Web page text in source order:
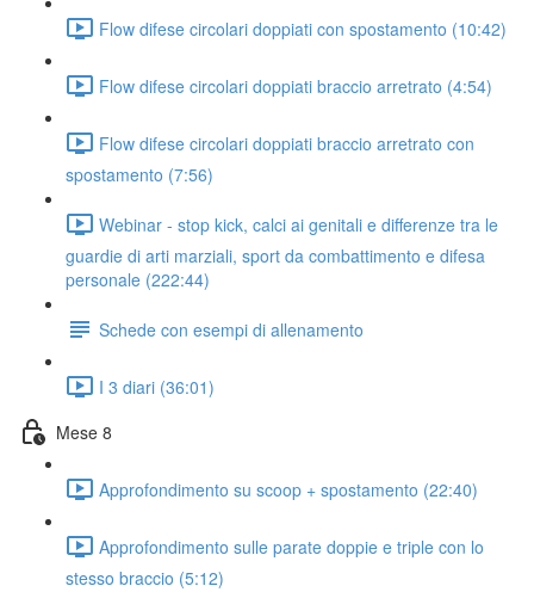
Flow difese circolari doppiati con spostamento (10:42)
Flow difese circolari doppiati braccio arretrato (4:54)
Flow difese circolari doppiati braccio arretrato con
spostamento (7:56)
Webinar - stop kick, calci ai genitali e differenze tra le
guardie di arti marziali, sport da combattimento e difesa
personale (222:44)
Schede con esempi di allenamento
I 3 diari (36:01)
Mese 8
Approfondimento su scoop + spostamento (22:40)
Approfondimento sulle parate doppie e triple con lo
stesso braccio (5:12)